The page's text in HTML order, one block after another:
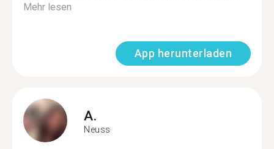
Mehr lesen
App herunterladen
A.
Neuss